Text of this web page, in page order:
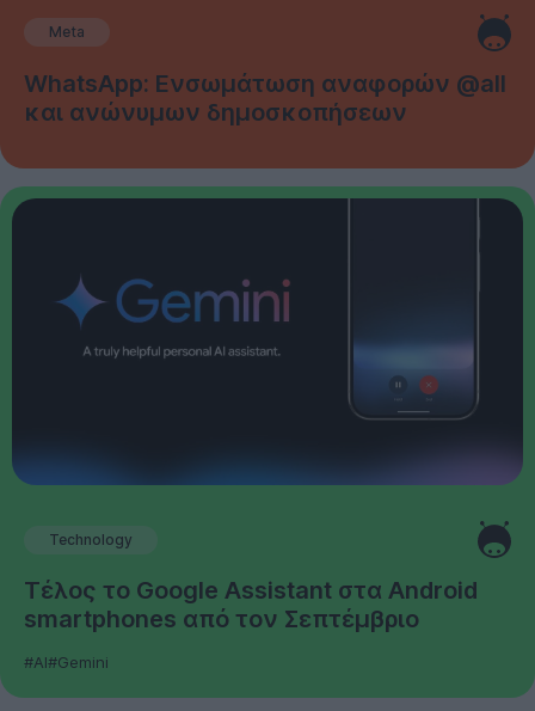
Meta
WhatsApp: Ενσωμάτωση αναφορών @all
και ανώνυμων δημοσκοπήσεων
Technology
Τέλος το Google Assistant στα Android
smartphones από τον Σεπτέμβριο
#AI#Gemini